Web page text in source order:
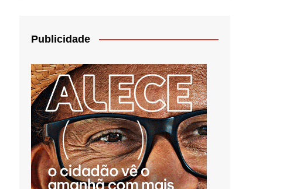
Publicidade